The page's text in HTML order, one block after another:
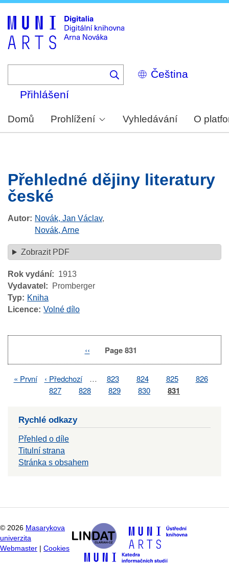
Select
your
Přihlášení
Domů Prohlížení Vyhledávání O
Přehledné dějiny literatury
české
Autor Novák, Jan Václav,
Novák, Arne
Zobrazit PDF
Rok vydání
1913
Vydavatel
Promberger
Typ
Kniha
Licence Volné dílo
Previous
‹‹ Page 831
Pagination
First
« První
Previous
page
‹ Předchozí … Page
823 Page
824 Page
825 Page
826
Page
827 Page
828 Page
829 Page
830 Page
831
Rychlé odkazy
Přehled o díle
Titulní strana
Stránka s obsahem
© 2026 Masarykova
univerzita
Webmaster
Cookies